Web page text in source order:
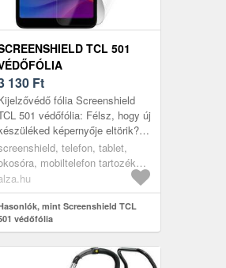
TCL 501
130 Ft
fólia Screenshield
501 védőfólia: Félsz, hogy új
képernyője eltörik?
való ez a fényes
kijelzővédő fóli...
telefon, tablet,
mobiltelefon tartozékok,
mint Screenshield TCL
védőfólia